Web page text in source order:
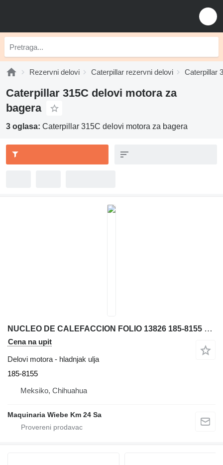
Rezervni delovi Caterpillar rezervni delovi Caterpillar
Caterpillar 315C delovi motora za
bagerа
3 oglasa: Caterpillar 315C delovi motora za bagerа
NUCLEO DE CALEFACCION FOLIO 13826 185-8155 hladnjak ulja za Caterpillar 312C, 315C, 31 bagera
Cena na upit
Delovi motora - hladnjak ulja
185-8155
Meksiko, Chihuahua
Maquinaria Wiebe Km 24 Sa